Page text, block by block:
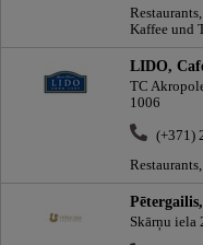
Kaffee und
LIDO,
TC
1006
(+371)
Skārņu iela